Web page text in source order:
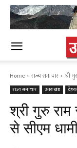
Home राज्य समाचार श्री
राज्य समाचार उत्तराखंड
श्री गुरु राम
से सीएम